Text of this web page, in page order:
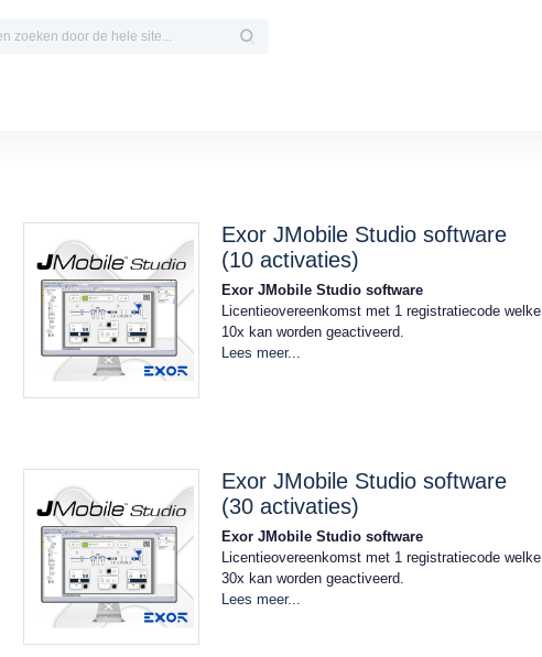
Exor JMobile Studio software
(10 activaties)
Exor JMobile Studio software
Licentieovereenkomst met 1 registratiecode welke
10x kan worden geactiveerd.
Lees meer...
Exor JMobile Studio software
(30 activaties)
Exor JMobile Studio software
Licentieovereenkomst met 1 registratiecode welke
30x kan worden geactiveerd.
Lees meer...